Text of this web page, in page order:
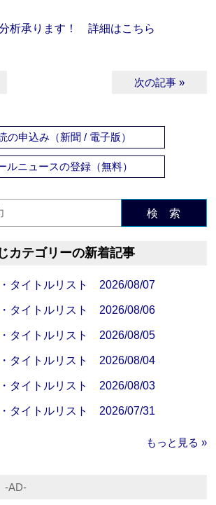
析承ります！ 詳細はこちら
次の記事 »
の申込み（新聞 / 電子版）
ルニュースの登録（無料）
検 索
カテゴリーの新着記事
タイトルリスト 2026/08/07
タイトルリスト 2026/08/06
タイトルリスト 2026/08/05
タイトルリスト 2026/08/04
タイトルリスト 2026/08/03
タイトルリスト 2026/07/31
もっと見る »
‐AD‐